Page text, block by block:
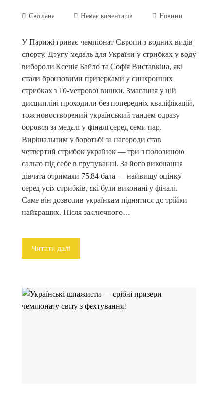
Світлана Немає коментарів Новини
У Парижі триває чемпіонат Європи з водних видів
спорту. Другу медаль для України у стрибках у воду
вибороли Ксенія Байло та Софія Виставкіна, які
стали бронзовими призерками у синхронних
стрибках з 10-метрової вишки. Змагання у цій
дисципліні проходили без попередніх кваліфікацій,
тож новостворений український тандем одразу
боровся за медалі у фіналі серед семи пар.
Вирішальним у боротьбі за нагороди став
четвертий стрибок українок — три з половиною
сальто під себе в групуванні. За його виконання
дівчата отримали 75,84 бала — найвищу оцінку
серед усіх стрибків, які були виконані у фіналі.
Саме він дозволив українкам піднятися до трійки
найкращих. Після заключного…
Читати далі